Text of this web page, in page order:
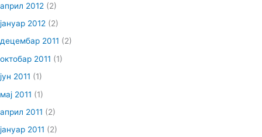
април 2012 (2)
јануар 2012 (2)
децембар 2011 (2)
октобар 2011 (1)
јун 2011 (1)
мај 2011 (1)
април 2011 (2)
јануар 2011 (2)